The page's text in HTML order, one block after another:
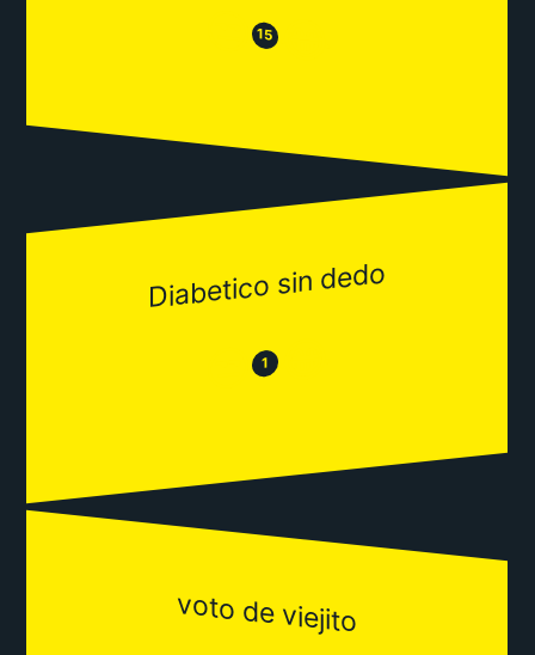
😒 15 😂
Diabetico sin dedo
😒 1 😂
voto de viejito